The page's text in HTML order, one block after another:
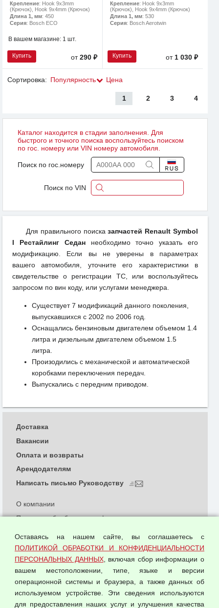
Крепление: Hook 9x3mm
(Крючок), Hook 9x4mm (Крючок)
Длина 1, мм: 450
Серия: Bosch ECO
В вашем магазине: 1 шт.
Купить от290 ₽
Крепление: Hook 9x3mm
(Крючок), Hook 9x4mm (Крючок)
Длина 1, мм: 530
Серия: Bosch Aerotwin
Купить от 1 030 ₽
Сортировка: Популярность Цена
1 2 3 4
Каталог находится в стадии заполнения. Для
быстрого и точного поиска воспользуйтесь поиском
по гос. номеру или VIN номеру автомобиля.
Поиск по гос.номеру
Поиск по VIN
Для правильного поисказапчастей Renault Symbol
I Рестайлинг Седаннеобходимо точно указать его
модификацию. Если вы не уверены в параметрах
вашего автомобиля, уточните его характеристики в
свидетельстве о регистрации ТС, или воспользуйтесь
запросом по вин коду, или услугами менеджера.
Существует 7 модификаций данного поколения,
выпускавшихся с 2002 по 2006 год.
Оснащались бензиновым двигателем объемом 1.4
литра и дизельным двигателем объемом 1.5
литра.
Произодились с механической и автоматической
коробками переключения передач.
Выпускались с передним приводом.
О компании
Политика обработки и конфиденциальности
Согласием на обработку персональных данных
Оферта оптовой купли-продажи
Публичная оферта
Доставка
Вакансии
Оплата и возвраты
Арендодателям
Написать письмо Руководству
Оставаясь на нашем сайте, вы соглашаетесь с
ПОЛИТИКОЙ ОБРАБОТКИ И КОНФИДЕНЦИАЛЬНОСТИ
ПЕРСОНАЛЬНЫХ ДАННЫХ, включая сбор информации о
вашем местоположении, типе, языке и версии
операционной системы и браузера, а также данных об
используемом устройстве. Эти сведения используются
для предоставления наших услуг и улучшения качества